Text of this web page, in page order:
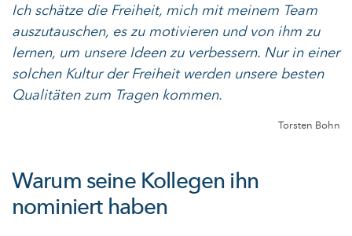
Ich schätze die Freiheit, mich mit meinem Team
auszutauschen, es zu motivieren und von ihm zu
lernen, um unsere Ideen zu verbessern. Nur in einer
solchen Kultur der Freiheit werden unsere besten
Qualitäten zum Tragen kommen.
Torsten Bohn
Warum seine Kollegen ihn
nominiert haben